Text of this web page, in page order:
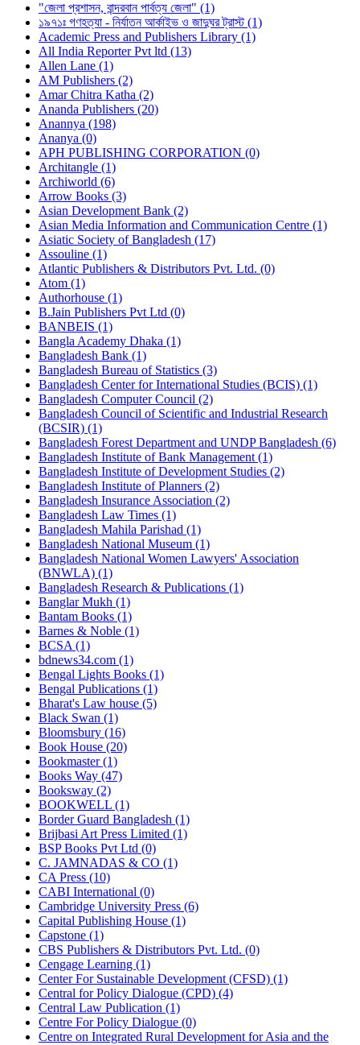
"জেলা প্রশাসন, বান্দরবান পার্বত্য জেলা" (1)
১৯৭১ঃ গণহত্যা - নির্যাতন আর্কাইভ ও জাদুঘর ট্রাস্ট (1)
Academic Press and Publishers Library (1)
All India Reporter Pvt ltd (13)
Allen Lane (1)
AM Publishers (2)
Amar Chitra Katha (2)
Ananda Publishers (20)
Anannya (198)
Ananya (0)
APH PUBLISHING CORPORATION (0)
Architangle (1)
Archiworld (6)
Arrow Books (3)
Asian Development Bank (2)
Asian Media Information and Communication Centre (1)
Asiatic Society of Bangladesh (17)
Assouline (1)
Atlantic Publishers & Distributors Pvt. Ltd. (0)
Atom (1)
Authorhouse (1)
B.Jain Publishers Pvt Ltd (0)
BANBEIS (1)
Bangla Academy Dhaka (1)
Bangladesh Bank (1)
Bangladesh Bureau of Statistics (3)
Bangladesh Center for International Studies (BCIS) (1)
Bangladesh Computer Council (2)
Bangladesh Council of Scientific and Industrial Research
(BCSIR) (1)
Bangladesh Forest Department and UNDP Bangladesh (6)
Bangladesh Institute of Bank Management (1)
Bangladesh Institute of Development Studies (2)
Bangladesh Institute of Planners (2)
Bangladesh Insurance Association (2)
Bangladesh Law Times (1)
Bangladesh Mahila Parishad (1)
Bangladesh National Museum (1)
Bangladesh National Women Lawyers' Association
(BNWLA) (1)
Bangladesh Research & Publications (1)
Banglar Mukh (1)
Bantam Books (1)
Barnes & Noble (1)
BCSA (1)
bdnews34.com (1)
Bengal Lights Books (1)
Bengal Publications (1)
Bharat's Law house (5)
Black Swan (1)
Bloomsbury (16)
Book House (20)
Bookmaster (1)
Books Way (47)
Booksway (2)
BOOKWELL (1)
Border Guard Bangladesh (1)
Brijbasi Art Press Limited (1)
BSP Books Pvt Ltd (0)
C. JAMNADAS & CO (1)
CA Press (10)
CABI International (0)
Cambridge University Press (6)
Capital Publishing House (1)
Capstone (1)
CBS Publishers & Distributors Pvt. Ltd. (0)
Cengage Learning (1)
Center For Sustainable Development (CFSD) (1)
Central for Policy Dialogue (CPD) (4)
Central Law Publication (1)
Centre For Policy Dialogue (0)
Centre on Integrated Rural Development for Asia and the